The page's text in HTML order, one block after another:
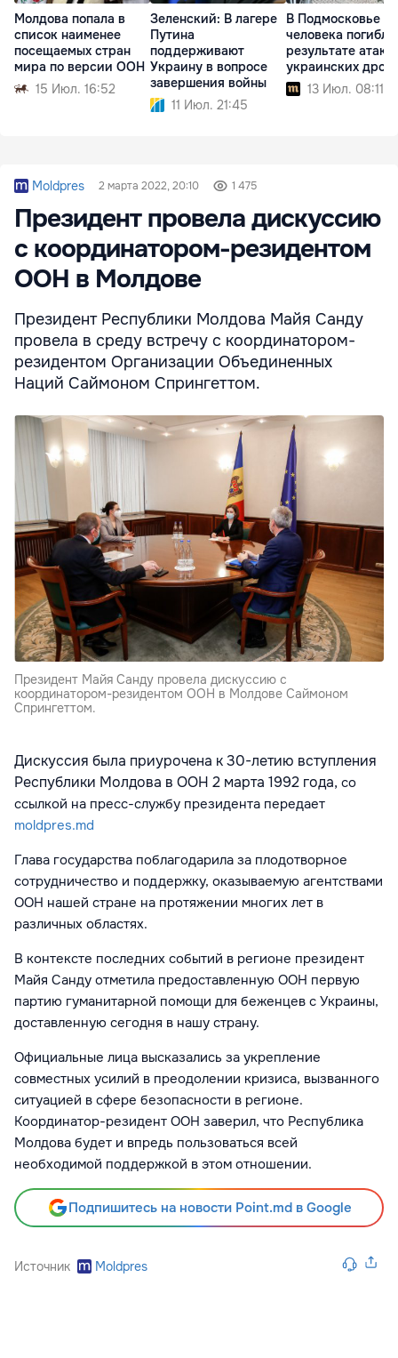
Молдова попала в
список наименее
посещаемых стран
мира по версии ООН
15 Июл. 16:52
Зеленский: В лагере
Путина
поддерживают
Украину в вопросе
завершения войны
11 Июл. 21:45
В Подмосковье
человека
результате атаки
украинских
13 Июл. 08:11
Moldpres 2 марта 2022, 20:10 1 475
Президент провела дискуссию
с координатором-резидентом
ООН в Молдове
Президент Республики Молдова Майя Санду
провела в среду встречу с координатором-
резидентом Организации Объединенных
Наций Саймоном Спрингеттом.
Президент Майя Санду провела дискуссию с
координатором-резидентом ООН в Молдове Саймоном
Спрингеттом.
Дискуссия была приурочена к 30-летию вступления
Республики Молдова в ООН 2 марта 1992 года, со
ссылкой на пресс-службу президента передает
moldpres.md
Глава государства поблагодарила за плодотворное
сотрудничество и поддержку, оказываемую агентствами
ООН нашей стране на протяжении многих лет в
различных областях.
В контексте последних событий в регионе президент
Майя Санду отметила предоставленную ООН первую
партию гуманитарной помощи для беженцев с Украины,
доставленную сегодня в нашу страну.
Официальные лица высказались за укрепление
совместных усилий в преодолении кризиса, вызванного
ситуацией в сфере безопасности в регионе.
Координатор-резидент ООН заверил, что Республика
Молдова будет и впредь пользоваться всей
необходимой поддержкой в этом отношении.
Подпишитесь на новости Point.md в Google
Источник Moldpres